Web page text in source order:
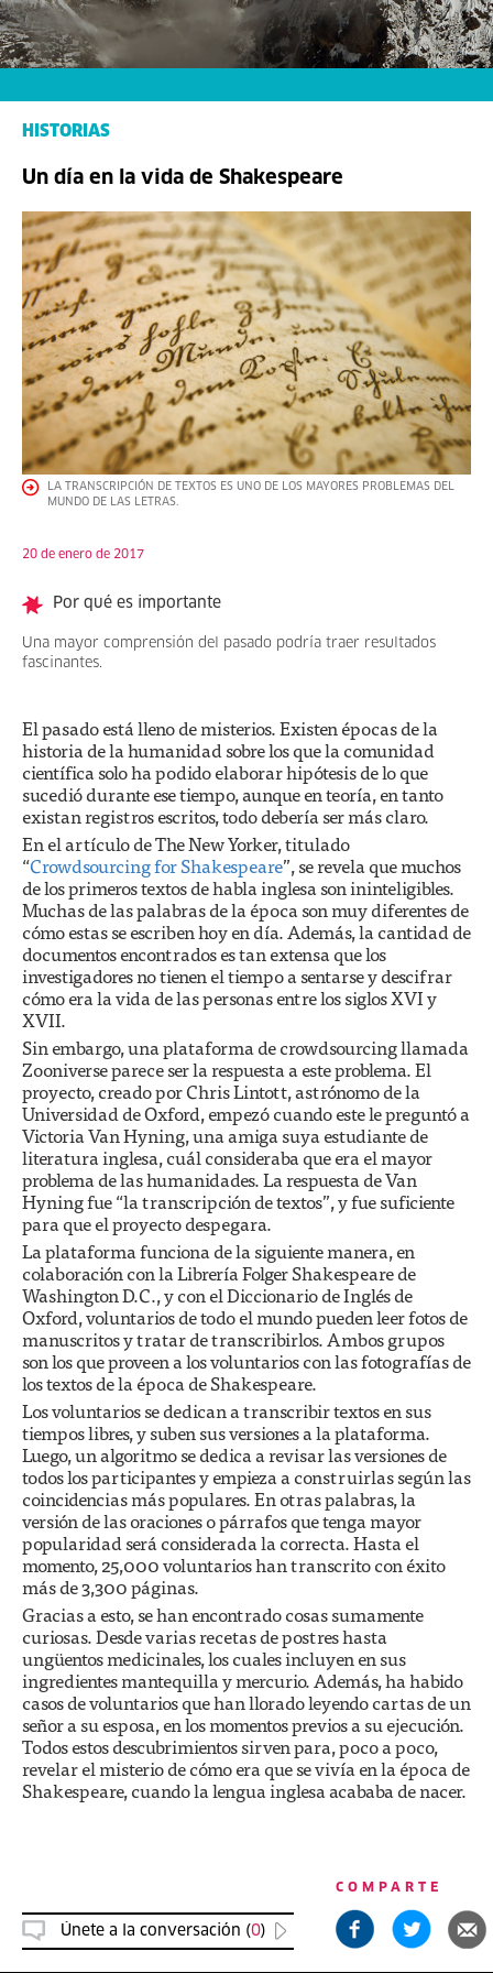
HISTORIAS
Un día en la vida de Shakespeare
LA TRANSCRIPCIÓN DE TEXTOS ES UNO DE LOS MAYORES PROBLEMAS DEL
MUNDO DE LAS LETRAS.
20 de enero de 2017
Por qué es importante
Una mayor comprensión del pasado podría traer resultados
fascinantes.
El pasado está lleno de misterios. Existen épocas de la
historia de la humanidad sobre los que la comunidad
científica solo ha podido elaborar hipótesis de lo que
sucedió durante ese tiempo, aunque en teoría, en tanto
existan registros escritos, todo debería ser más claro.
En el artículo de The New Yorker, titulado
“Crowdsourcing for Shakespeare”, se revela que muchos
de los primeros textos de habla inglesa son ininteligibles.
Muchas de las palabras de la época son muy diferentes de
cómo estas se escriben hoy en día. Además, la cantidad de
documentos encontrados es tan extensa que los
investigadores no tienen el tiempo a sentarse y descifrar
cómo era la vida de las personas entre los siglos XVI y
XVII.
Sin embargo, una plataforma de crowdsourcing llamada
Zooniverse parece ser la respuesta a este problema. El
proyecto, creado por Chris Lintott, astrónomo de la
Universidad de Oxford, empezó cuando este le preguntó a
Victoria Van Hyning, una amiga suya estudiante de
literatura inglesa, cuál consideraba que era el mayor
problema de las humanidades. La respuesta de Van
Hyning fue “la transcripción de textos”, y fue suficiente
para que el proyecto despegara.
La plataforma funciona de la siguiente manera, en
colaboración con la Librería Folger Shakespeare de
Washington D.C., y con el Diccionario de Inglés de
Oxford, voluntarios de todo el mundo pueden leer fotos de
manuscritos y tratar de transcribirlos. Ambos grupos
son los que proveen a los voluntarios con las fotografías de
los textos de la época de Shakespeare.
Los voluntarios se dedican a transcribir textos en sus
tiempos libres, y suben sus versiones a la plataforma.
Luego, un algoritmo se dedica a revisar las versiones de
todos los participantes y empieza a construirlas según las
coincidencias más populares. En otras palabras, la
versión de las oraciones o párrafos que tenga mayor
popularidad será considerada la correcta. Hasta el
momento, 25,000 voluntarios han transcrito con éxito
más de 3,300 páginas.
Gracias a esto, se han encontrado cosas sumamente
curiosas. Desde varias recetas de postres hasta
ungüentos medicinales, los cuales incluyen en sus
ingredientes mantequilla y mercurio. Además, ha habido
casos de voluntarios que han llorado leyendo cartas de un
señor a su esposa, en los momentos previos a su ejecución.
Todos estos descubrimientos sirven para, poco a poco,
revelar el misterio de cómo era que se vivía en la época de
Shakespeare, cuando la lengua inglesa acababa de nacer.
Únete a la conversación (0)
COMPARTE